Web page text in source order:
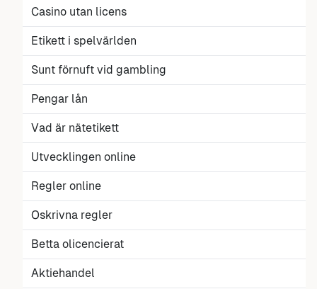
Casino utan licens
Etikett i spelvärlden
Sunt förnuft vid gambling
Pengar lån
Vad är nätetikett
Utvecklingen online
Regler online
Oskrivna regler
Betta olicencierat
Aktiehandel